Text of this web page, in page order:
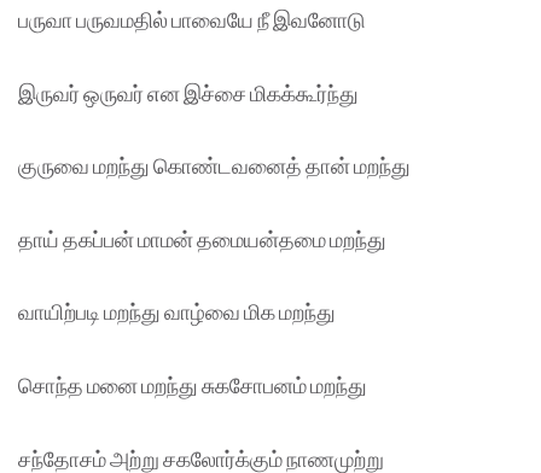
பருவா பருவமதில் பாவையே நீ இவனோடு
இருவர் ஒருவர் என இச்சை மிகக்கூர்ந்து
குருவை மறந்து கொண்டவனைத் தான் மறந்து
தாய் தகப்பன் மாமன் தமையன்தமை மறந்து
வாயிற்படி மறந்து வாழ்வை மிக மறந்து
சொந்த மனை மறந்து சுகசோபனம் மறந்து
சந்தோசம் அற்று சகலோர்க்கும் நாணமுற்று